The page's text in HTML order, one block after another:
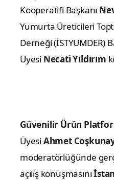
Kooperatifi Başkanı
Yumurta Üreticileri
Derneği (İSTYUMDER)
Üyesi Necati Yıldırım
Güvenilir Ürün
Üyesi Ahmet
moderatörlüğünde
açılış konuşmasını